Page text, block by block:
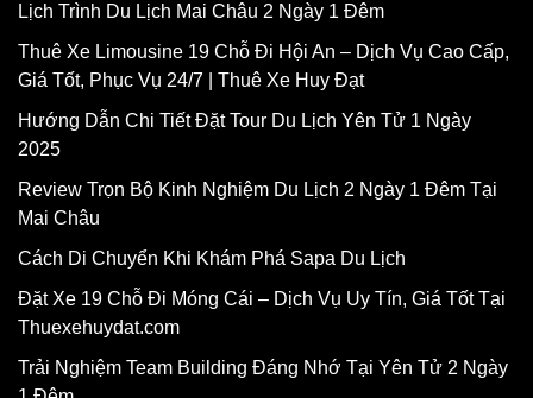
Lịch Trình Du Lịch Mai Châu 2 Ngày 1 Đêm
Thuê Xe Limousine 19 Chỗ Đi Hội An – Dịch Vụ Cao Cấp,
Giá Tốt, Phục Vụ 24/7 | Thuê Xe Huy Đạt
Hướng Dẫn Chi Tiết Đặt Tour Du Lịch Yên Tử 1 Ngày
2025
Review Trọn Bộ Kinh Nghiệm Du Lịch 2 Ngày 1 Đêm Tại
Mai Châu
Cách Di Chuyển Khi Khám Phá Sapa Du Lịch
Đặt Xe 19 Chỗ Đi Móng Cái – Dịch Vụ Uy Tín, Giá Tốt Tại
Thuexehuydat.com
Trải Nghiệm Team Building Đáng Nhớ Tại Yên Tử 2 Ngày